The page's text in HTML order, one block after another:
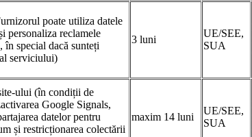
poate utiliza datele
personaliza reclamele
în special dacă sunteți
serviciului)
3 luni
UE/SEE,
SUA
ului (în condiții de
Google Signals,
datelor pentru
și restricționarea colectării
maxim 14 luni
UE/SEE,
SUA